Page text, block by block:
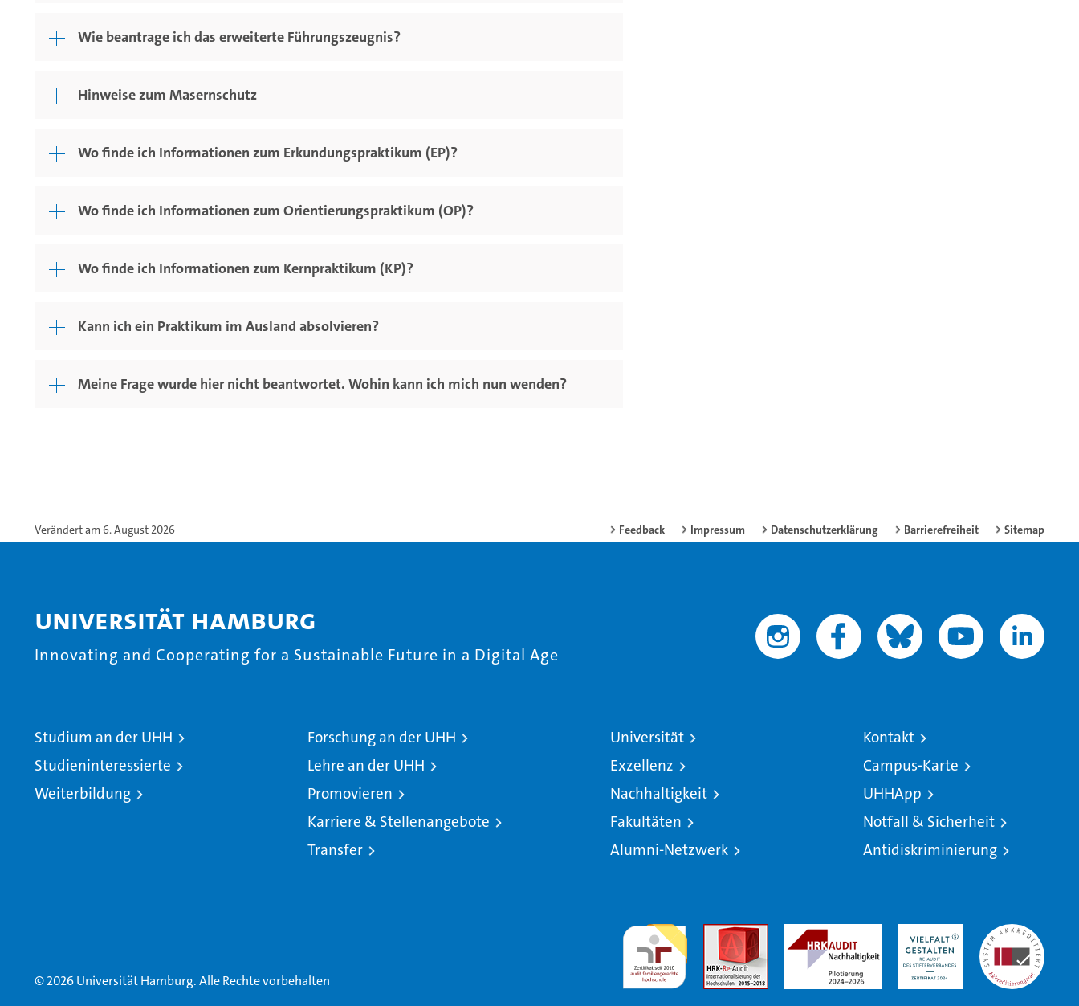
Wie beantrage ich das erweiterte Führungszeugnis?
Hinweise zum Masernschutz
Wo finde ich Informationen zum Erkundungspraktikum (EP)?
Wo finde ich Informationen zum Orientierungspraktikum (OP)?
Wo finde ich Informationen zum Kernpraktikum (KP)?
Kann ich ein Praktikum im Ausland absolvieren?
Meine Frage wurde hier nicht beantwortet. Wohin kann ich mich nun wenden?
Verändert am 6. August 2026 Feedback Impressum Datenschutzerklärung Barrierefreiheit Sitemap
Universität Hamburg
Innovating and Cooperating for a Sustainable Future in a Digital Age
Studium an der UHH
Studieninteressierte
Weiterbildung
Forschung an der UHH
Lehre an der UHH
Promovieren
Karriere & Stellenangebote
Transfer
Universität
Exzellenz
Nachhaltigkeit
Fakultäten
Alumni-Netzwerk
Kontakt
Campus-Karte
UHHApp
Notfall & Sicherheit
Antidiskriminierung
© 2026 Universität Hamburg. Alle Rechte vorbehalten